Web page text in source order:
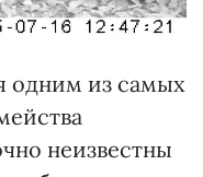
одним из самых
неизвестны